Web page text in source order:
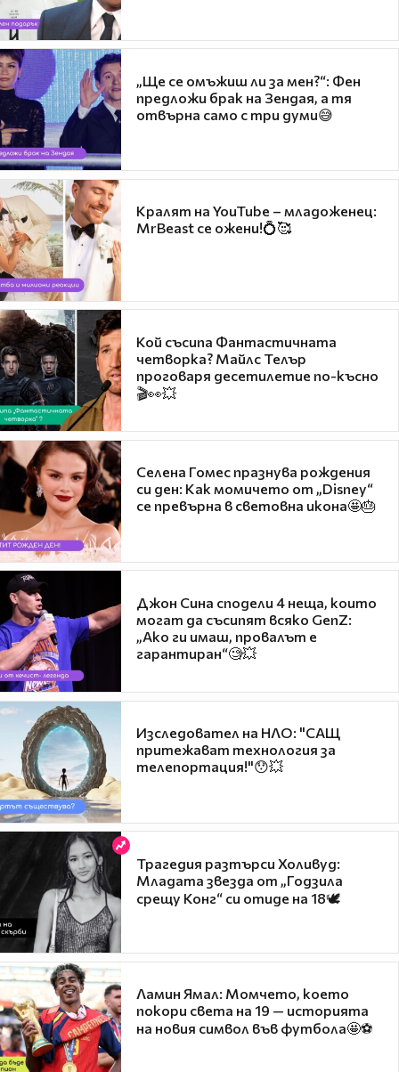
„Ще се омъжиш ли за мен?“: Фен
предложи брак на Зендая, а тя
отвърна само с три думи😅
Кралят на YouTube – младоженец:
MrBeast се ожени!💍🥰
Кой съсипа Фантастичната
четворка? Майлс Телър
проговаря десетилетие по-късно
🎬👀💥
Селена Гомес празнува рождения
си ден: Как момичето от „Disney“
се превърна в световна икона🤩🎂
Джон Сина сподели 4 неща, които
могат да съсипят всяко GenZ:
„Ако ги имаш, провалът е
гарантиран“🧐💥
Изследовател на НЛО: "САЩ
притежават технология за
телепортация!"😯💥
Трагедия разтърси Холивуд:
Младата звезда от „Годзила
срещу Конг“ си отиде на 18🕊️
Ламин Ямал: Момчето, което
покори света на 19 — историята
на новия символ във футбола🤩⚽